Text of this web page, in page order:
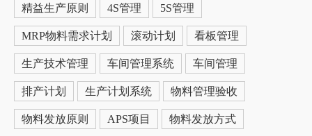
精益生产原则 4S管理 5S管理
MRP物料需求计划 滚动计划 看板管理
生产技术管理 车间管理系统 车间管理
排产计划 生产计划系统 物料管理验收
物料发放原则 APS项目 物料发放方式